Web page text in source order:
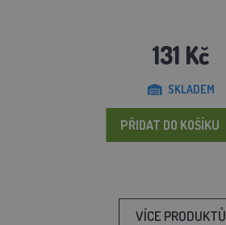
131 Kč
SKLADEM
PŘIDAT DO KOŠÍKU
VÍCE PRODUKTŮ